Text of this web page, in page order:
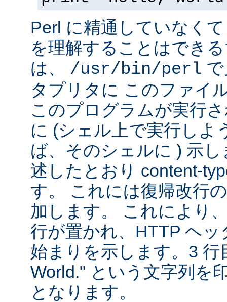
Perl に精通していなく
を理解することはでき
は、 /usr/bin/perl
タプリタに このファイ
このプログラムが実行
に (シェル上で実行しよ
ば、そのシェルに ) 示
述したとおり content-
す。 これには復帰改行
加します。 これにより
行が置かれ、HTTP ヘ
始まりを示します。3 行
World." という文字列を
となります。